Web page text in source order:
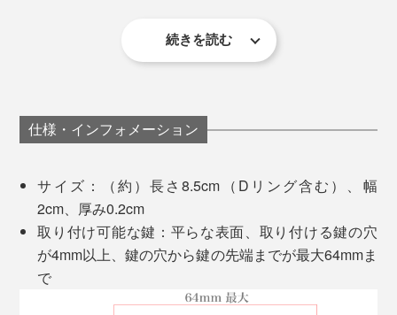
ください
出してください。
「家の玄関の鍵は、いちばん手前」など、セットした鍵
の順番を覚えておけば、目的の鍵だけをサッと取り出せ
るので、慌ただしい出勤時に重宝します。
マルチツールはこちら >>
ミラー＆爪やすり
ミラー＆爪やすり」があれば、お出かけ前や通勤時、
ングではなく、ボルトとナットで鍵を束ねた試作品を、
幼なじみのレックスに見せたそう。
続きを読む
仕様・インフォメーション
サイズ：（約）長さ8.5cm（Dリング含む）、幅
2cm、厚み0.2cm
取り付け可能な鍵：平らな表面、取り付ける鍵の穴
が4mm以上、鍵の穴から鍵の先端までが最大64mmま
で